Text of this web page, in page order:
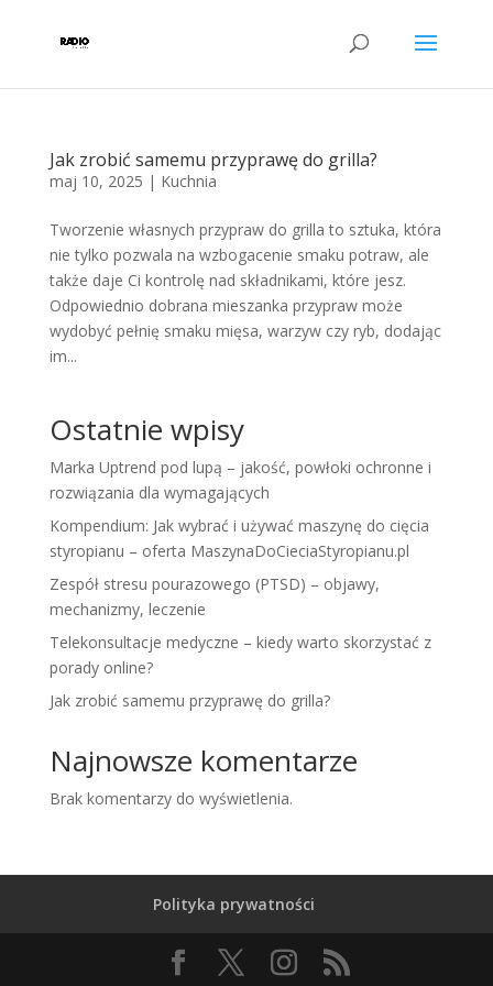
Jak zrobić samemu przyprawę do grilla?
maj 10, 2025 | Kuchnia
Tworzenie własnych przypraw do grilla to sztuka, która
nie tylko pozwala na wzbogacenie smaku potraw, ale
także daje Ci kontrolę nad składnikami, które jesz.
Odpowiednio dobrana mieszanka przypraw może
wydobyć pełnię smaku mięsa, warzyw czy ryb, dodając
im...
Ostatnie wpisy
Marka Uptrend pod lupą – jakość, powłoki ochronne i
rozwiązania dla wymagających
Kompendium: Jak wybrać i używać maszynę do cięcia
styropianu – oferta MaszynaDoCieciaStyropianu.pl
Zespół stresu pourazowego (PTSD) – objawy,
mechanizmy, leczenie
Telekonsultacje medyczne – kiedy warto skorzystać z
porady online?
Jak zrobić samemu przyprawę do grilla?
Najnowsze komentarze
Brak komentarzy do wyświetlenia.
Polityka prywatności